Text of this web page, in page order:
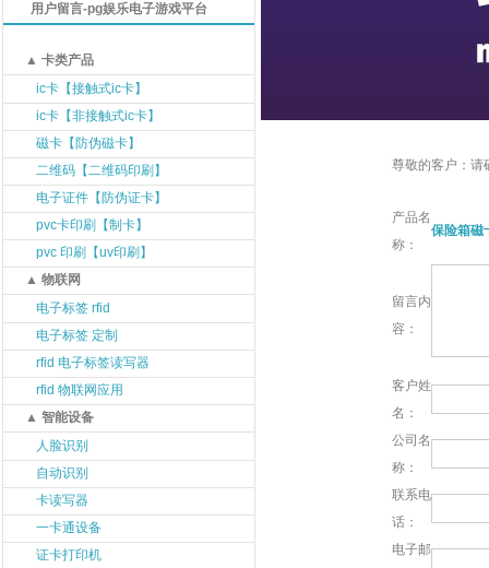
用户留言-pg娱乐电子游戏平台
▲ 卡类产品
ic卡【接触式ic卡】
ic卡【非接触式ic卡】
磁卡【防伪磁卡】
二维码【二维码印刷】
电子证件【防伪证卡】
pvc卡印刷【制卡】
pvc 印刷【uv印刷】
▲ 物联网
电子标签 rfid
电子标签 定制
rfid 电子标签读写器
rfid 物联网应用
▲ 智能设备
人脸识别
自动识别
卡读写器
一卡通设备
证卡打印机
尊敬的客户：请
产品名
称：
保险箱磁
留言内
容：
客户姓
名：
公司名
称：
联系电
话：
电子邮